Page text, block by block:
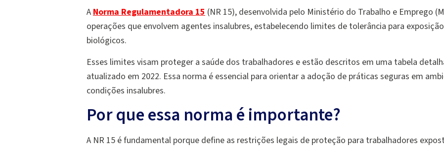
ANorma Regulamentadora 15 (NR 15), desenvolvida pelo Ministério do Trabalho e Emprego
operações que envolvem agentes insalubres, estabelecendo limites de tolerância para
biológicos.
Esses limites visam proteger a saúde dos trabalhadores e estão descritos em uma tabela
atualizado em 2022. Essa norma é essencial para orientar a adoção de práticas seguras em
condições insalubres.
Por que essa norma é importante?
A NR 15 é fundamental porque define as restrições legais de proteção para trabalhadores